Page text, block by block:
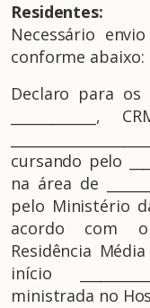
Residentes:
Necessário
conforme abaixo:
Declaro para
____________,
cursando pelo
na área de
pelo Ministério
acordo com o
Residência
início
ministrada no